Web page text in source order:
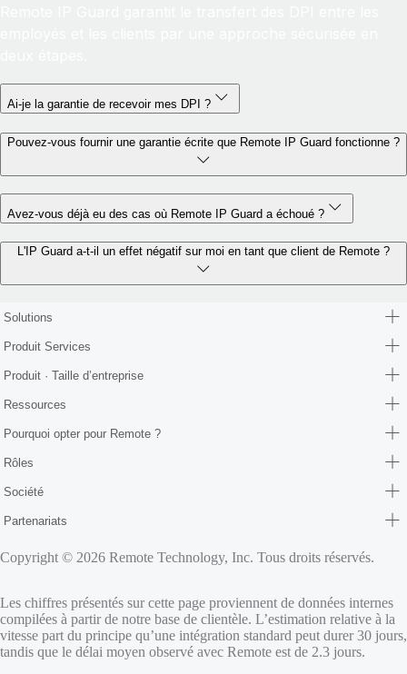
Ai-je la garantie de recevoir mes DPI ?
Pouvez-vous fournir une garantie écrite que Remote IP Guard fonctionne ?
Avez-vous déjà eu des cas où Remote IP Guard a échoué ?
L'IP Guard a-t-il un effet négatif sur moi en tant que client de Remote ?
Solutions
Produit Services
Produit · Taille d’entreprise
Ressources
Pourquoi opter pour Remote ?
Rôles
Société
Partenariats
Copyright © 2026 Remote Technology, Inc. Tous droits réservés.
Les chiffres présentés sur cette page proviennent de données internes
compilées à partir de notre base de clientèle. L’estimation relative à la
vitesse part du principe qu’une intégration standard peut durer 30 jours,
tandis que le délai moyen observé avec Remote est de 2.3 jours.